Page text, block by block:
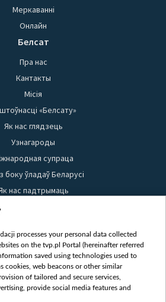
Меркаванні
Онлайн
Белсат
Пра нас
Кантакты
Місія
«Белсату»
Як нас глядзець
Узнагароды
супраца
боку ўладаў Беларусі
нас падтрымаць
матэрыялаў
Бяспека
Youtube
Белсат news
Белсат Shorts
processes your personal data collected
on the tvp.pl Portal (hereinafter referred
saved using technologies used to
cookies, web beacons or other similar
of tailored and secure services,
provide social media features and